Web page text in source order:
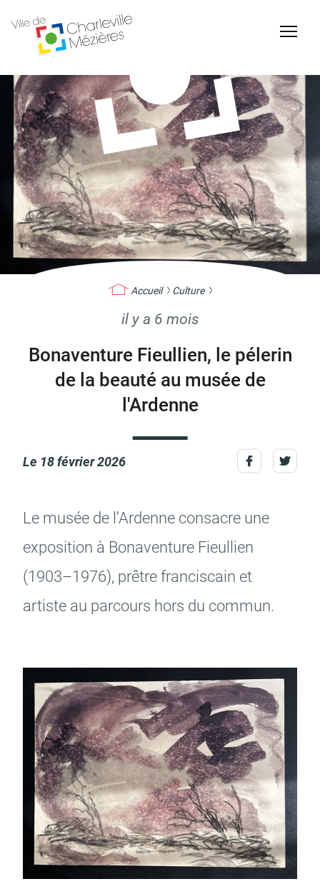
Billetterie Théâtre Espace Famille
Carte d'identité /
Naissance et
reconnaissance d'un
Actes d'état civil Citoyenneté
Marchés publics
Signaler un problème sur
Budget participatif
Archives municipales en
lignes
Demande d'occupation
de l'espace public
ACCEO - Accessibilité
des guichets municipaux
pour sourds et
malentendants
Accueil Culture
il y a 6 mois
Bonaventure Fieullien, le pélerin
de la beauté au musée de
l'Ardenne
Le 18 février 2026
Le musée de l’Ar­denne consacre une
expo­si­tion à Bona­ven­ture Fieul­lien
(1903–1976), prêtre fran­cis­cain et
artiste au parcours hors du commun.